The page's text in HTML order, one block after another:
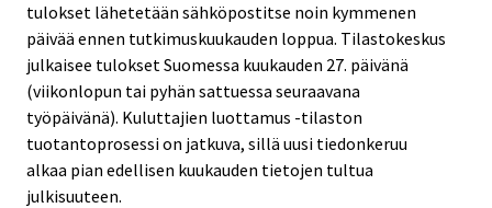
tulokset lähetetään sähköpostitse noin kymmenen
päivää ennen tutkimuskuukauden loppua. Tilastokeskus
julkaisee tulokset Suomessa kuukauden 27. päivänä
(viikonlopun tai pyhän sattuessa seuraavana
työpäivänä). Kuluttajien luottamus -tilaston
tuotantoprosessi on jatkuva, sillä uusi tiedonkeruu
alkaa pian edellisen kuukauden tietojen tultua
julkisuuteen.